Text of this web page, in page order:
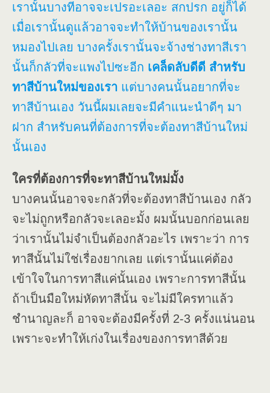
เรานั้นบางทีอาจจะเปรอะเลอะ สกปรก อยู่ก็ได้
เมื่อเรานั้นดูแล้วอาจจะทำให้บ้านของเรานั้น
หมองไปเลย บางครั้งเรานั้นจะจ้างช่างทาสีเรา
นั้นก็กลัวที่จะแพงไปซะอีก เคล็ดลับดีดี สำหรับ
ทาสีบ้านใหม่ของเรา แต่บางคนนั้นอยากที่จะ
ทาสีบ้านเอง วันนี้ผมเลยจะมีคำแนะนำดีๆ มา
ฝาก สำหรับคนที่ต้องการที่จะต้องทาสีบ้านใหม่
นั้นเอง
ใครที่ต้องการที่จะทาสีบ้านใหม่มั้ง
บางคนนั้นอาจจะกลัวที่จะต้องทาสีบ้านเอง กลัว
จะไม่ถูกหรือกลัวจะเลอะมั้ง ผมนั้นบอกก่อนเลย
ว่าเรานั้นไม่จำเป็นต้องกลัวอะไร เพราะว่า การ
ทาสีนั้นไม่ใช่เรื่องยากเลย แต่เรานั้นแค่ต้อง
เข้าใจในการทาสีแค่นั้นเอง เพราะการทาสีนั้น
ถ้าเป็นมือใหม่หัดทาสีนั้น จะไม่มีใครทาแล้ว
ชำนาญละก็ อาจจะต้องมีครั้งที่ 2-3 ครั้งแน่นอน
เพราะจะทำให้เก่งในเรื่องของการทาสีด้วย